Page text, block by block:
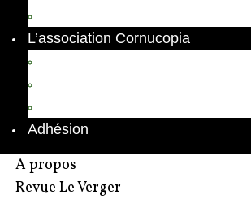
L’association Cornucopia
Adhésion
A propos
Revue Le Verger